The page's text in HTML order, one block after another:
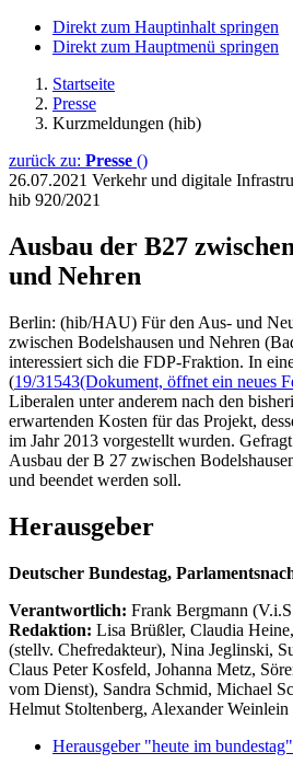
Direkt zum Hauptinhalt springen
Direkt zum Hauptmenü springen
Startseite
Presse
Kurzmeldungen (hib)
zurück zu: Presse ()
26.07.2021 Verkehr und digitale
hib 920/2021
Ausbau der B27
und Nehren
Berlin: (hib/HAU) Für den Aus- und
zwischen Bodelshausen und Nehren
interessiert sich die FDP-Fraktion. In
(19/31543(Dokument, öffnet ein neues
Liberalen unter anderem nach den
erwartenden Kosten für das Projekt,
im Jahr 2013 vorgestellt wurden.
Ausbau der B 27 zwischen
und beendet werden soll.
Herausgeber
Deutscher Bundestag,
Verantwortlich: Frank Bergmann
Redaktion: Lisa Brüßler, Claudia
(stellv. Chefredakteur), Nina Jeglinski,
Claus Peter Kosfeld, Johanna Metz,
vom Dienst), Sandra Schmid, Michael
Helmut Stoltenberg, Alexander Weinlein
Herausgeber "heute im